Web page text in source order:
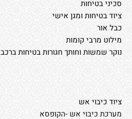
סכיני בטיחות
ציוד בטיחות ומגן אישי
כבל אור
מילוט מרבי קומות
נוקר שמשות וחותך חגורות בטיחות ברכב
ציוד כיבוי אש
מערכת כיבוי אש -הקופסא